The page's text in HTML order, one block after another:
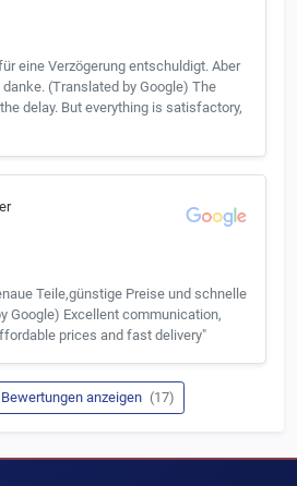
eine Verzögerung entschuldigt. Aber
(Translated by Google) The
delay. But everything is satisfactory,
Teile,günstige Preise und schnelle
Google) Excellent communication,
prices and fast delivery"
anzeigen (17)